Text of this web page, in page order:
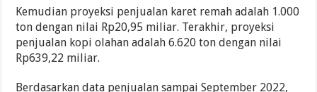
Kemudian proyeksi penjualan karet remah adalah 1.000
ton dengan nilai Rp20,95 miliar. Terakhir, proyeksi
penjualan kopi olahan adalah 6.620 ton dengan nilai
Rp639,22 miliar.
Berdasarkan data penjualan sampai September 2022,